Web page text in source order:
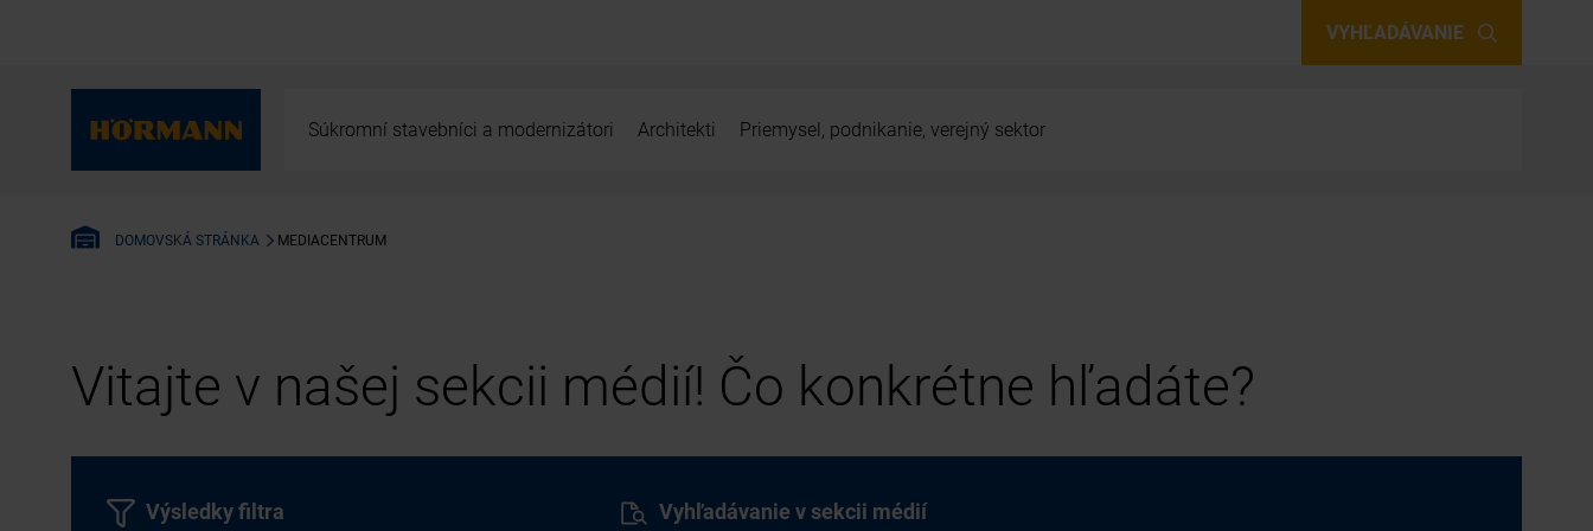
VYHĽADÁVANIE
Súkromní stavebníci a modernizátori Architekti Priemysel, podnikanie, verejný sektor
DOMOVSKÁ STRÁNKA MEDIACENTRUM
Vitajte v našej sekcii médií! Čo konkrétne hľadáte?
Vyhľadávanie v sekcii médií
Výsledky filtra